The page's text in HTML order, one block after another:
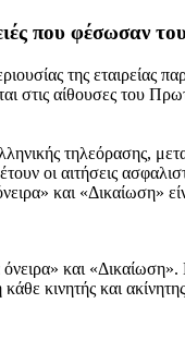
που φέσωσαν
της
στις αίθουσες του
τηλεόρασης,
αιτήσεις
και «Δικαίωση»
και
κινητής και ακίνητης